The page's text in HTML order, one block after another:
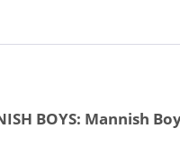
BOYS: Mannish